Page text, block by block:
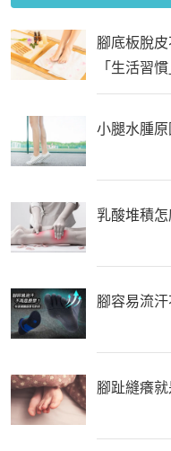
腳底板脫
「生活習慣
小腿水腫
乳酸堆積
腳容易流
腳趾縫癢